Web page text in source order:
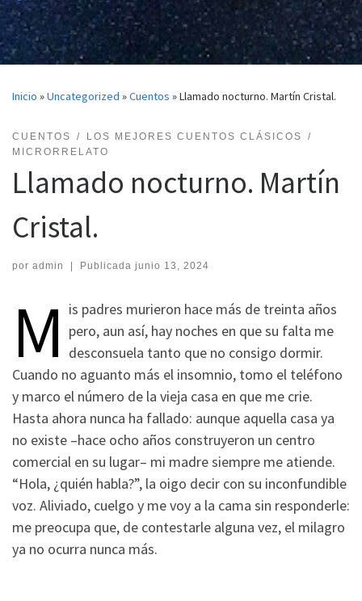
Inicio »Uncategorized »Cuentos »Llamado nocturno. Martín Cristal.
CUENTOS
LOS MEJORES CUENTOS CLÁSICOS
MICRORRELATO
Llamado nocturno. Martín
Cristal.
por admin Publicada junio 13, 2024
M
is padres murieron hace más de treinta años
pero, aun así, hay noches en que su falta me
desconsuela tanto que no consigo dormir.
Cuando no aguanto más el insomnio, tomo el teléfono
y marco el número de la vieja casa en que me crie.
Hasta ahora nunca ha fallado: aunque aquella casa ya
no existe –hace ocho años construyeron un centro
comercial en su lugar– mi madre siempre me atiende.
“Hola, ¿quién habla?”, la oigo decir con su inconfundible
voz. Aliviado, cuelgo y me voy a la cama sin responderle:
me preocupa que, de contestarle alguna vez, el milagro
ya no ocurra nunca más.